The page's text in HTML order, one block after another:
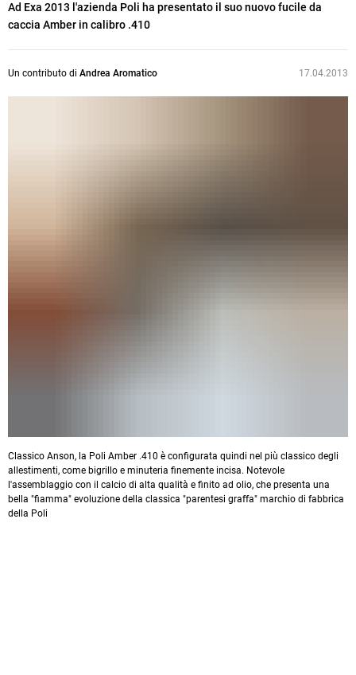
Ad Exa 2013 l'azienda Poli ha presentato il suo nuovo fucile da
caccia Amber in calibro .410
Un contributo di Andrea Aromatico 17.04.2013
Classico Anson, la Poli Amber .410 è configurata quindi nel più classico degli
allestimenti, come bigrillo e minuteria finemente incisa. Notevole
l'assemblaggio con il calcio di alta qualità e finito ad olio, che presenta una
bella "fiamma" evoluzione della classica "parentesi graffa" marchio di fabbrica
della Poli